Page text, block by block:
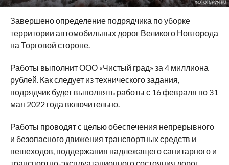
ФОТО: GPVN.RU
Завершено определение подрядчика по уборке
территории автомобильных дорог Великого Новгорода
на Торговой стороне.
Работы выполнит ООО «Чистый град» за 4 миллиона
рублей. Как следует изтехнического задания,
подрядчик будет выполнять работы с 16 февраля по 31
мая 2022 года включительно.
Работы проводят с целью обеспечения непрерывного
и безопасного движения транспортных средств и
пешеходов, поддержания надлежащего санитарного и